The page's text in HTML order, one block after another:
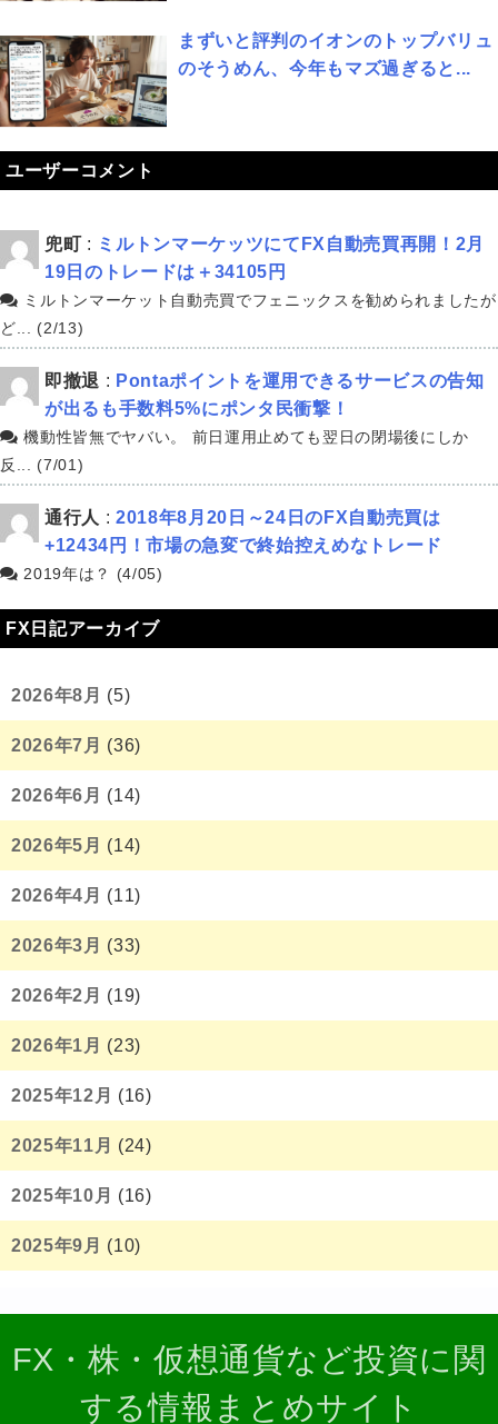
まずいと評判のイオンのトップバリュ
のそうめん、今年もマズ過ぎると...
ユーザーコメント
兜町 : ミルトンマーケッツにてFX自動売買再開！2月
19日のトレードは＋34105円
ミルトンマーケット自動売買でフェニックスを勧められましたが
ど... (2/13)
即撤退 : Pontaポイントを運用できるサービスの告知
が出るも手数料5%にポンタ民衝撃！
機動性皆無でヤバい。 前日運用止めても翌日の閉場後にしか
反... (7/01)
通行人 : 2018年8月20日～24日のFX自動売買は
+12434円！市場の急変で終始控えめなトレード
2019年は？ (4/05)
FX日記アーカイブ
2026年8月 (5)
2026年7月 (36)
2026年6月 (14)
2026年5月 (14)
2026年4月 (11)
2026年3月 (33)
2026年2月 (19)
2026年1月 (23)
2025年12月 (16)
2025年11月 (24)
2025年10月 (16)
2025年9月 (10)
FX・株・仮想通貨など投資に関
する情報まとめサイト